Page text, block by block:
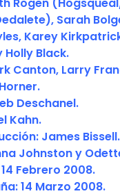
Rogen
Sarah
Karey
Holly Black.
Canton, Larry
Deschanel.
Kahn.
James Bissell.
Johnston y
14 Febrero 2008.
14 Marzo 2008.